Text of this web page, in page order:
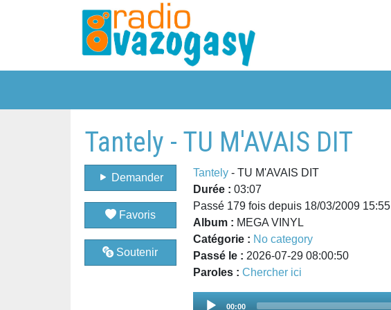
Tantely - TU M'AVAIS DIT
Demander
Favoris
Soutenir
Tantely- TU M'AVAIS DIT
Durée : 03:07
Passé 179 fois depuis 18/03/2009 15:55
Album : MEGA VINYL
Catégorie : No category
Passé le : 2026-07-29 08:00:50
Paroles : Chercher ici
Audio
00:00